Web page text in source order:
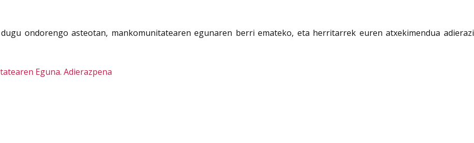
ondorengo asteotan, mankomunitatearen egunaren berri emateko, eta herritarrek euren atxekimendua adierazi
Eguna. Adierazpena